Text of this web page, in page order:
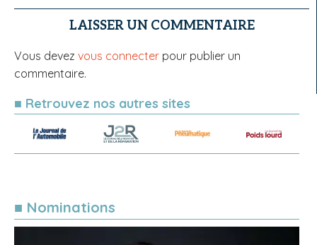
LAISSER UN COMMENTAIRE
Vous devez vous connecter pour publier un
commentaire.
■ Retrouvez nos autres sites
■ Nominations